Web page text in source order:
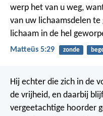
werp het van u weg,
van uw lichaamsdelen
lichaam in de hel
Matteüs 5:29 zonde
Hij echter die zich in de
de vrijheid, en daarbij
vergeetachtige hoorder